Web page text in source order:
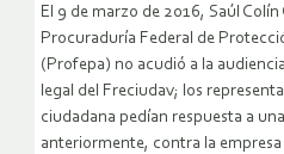
El 9 de marzo de 2016, Saúl
Procuraduría Federal de
(Profepa) no acudió a la
legal del Freciudav; los
ciudadana pedían respuesta a
anteriormente, contra la